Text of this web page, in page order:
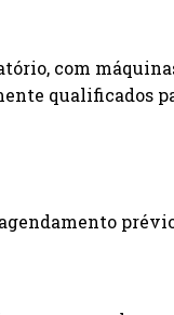
com
qualificados